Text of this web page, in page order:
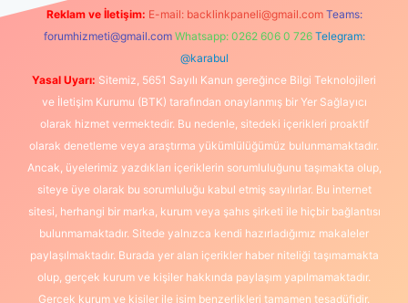
Reklam ve İletişim: E-mail: backlinkpaneli@gmail.com Teams:
forumhizmeti@gmail.com Whatsapp: 0262 606 0 726 Telegram:
@karabul
Yasal Uyarı: Sitemiz, 5651 Sayılı Kanun gereğince Bilgi Teknolojileri
ve İletişim Kurumu (BTK) tarafından onaylanmış bir Yer Sağlayıcı
olarak hizmet vermektedir. Bu nedenle, sitedeki içerikleri proaktif
olarak denetleme veya araştırma yükümlülüğümüz bulunmamaktadır.
Ancak, üyelerimiz yazdıkları içeriklerin sorumluluğunu taşımakta olup,
siteye üye olarak bu sorumluluğu kabul etmiş sayılırlar. Bu internet
sitesi, herhangi bir marka, kurum veya şahıs şirketi ile hiçbir bağlantısı
bulunmamaktadır. Sitede yalnızca kendi hazırladığımız makaleler
paylaşılmaktadır. Burada yer alan içerikler haber niteliği taşımamakta
olup, gerçek kurum ve kişiler hakkında paylaşım yapılmamaktadır.
Gerçek kurum ve kişiler ile isim benzerlikleri tamamen tesadüfidir.